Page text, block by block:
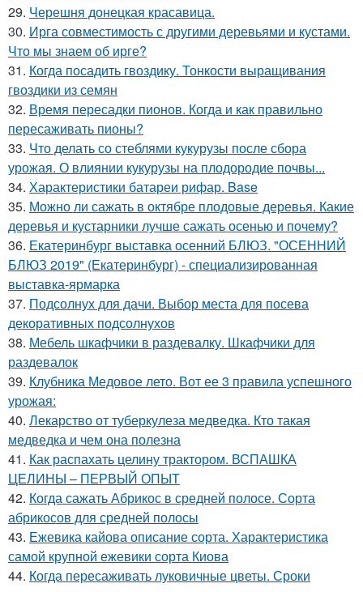
29. Черешня донецкая красавица.
30. Ирга совместимость с другими деревьями и кустами.
Что мы знаем об ирге?
31. Когда посадить гвоздику. Тонкости выращивания
гвоздики из семян
32. Время пересадки пионов. Когда и как правильно
пересаживать пионы?
33. Что делать со стеблями кукурузы после сбора
урожая. О влиянии кукурузы на плодородие почвы...
34. Характеристики батареи рифар. Base
35. Можно ли сажать в октябре плодовые деревья. Какие
деревья и кустарники лучше сажать осенью и почему?
36. Екатеринбург выставка осенний БЛЮЗ. "ОСЕННИЙ
БЛЮЗ 2019" (Екатеринбург) - специализированная
выставка-ярмарка
37. Подсолнух для дачи. Выбор места для посева
декоративных подсолнухов
38. Мебель шкафчики в раздевалку. Шкафчики для
раздевалок
39. Клубника Медовое лето. Вот ее 3 правила успешного
урожая:
40. Лекарство от туберкулеза медведка. Кто такая
медведка и чем она полезна
41. Как распахать целину трактором. ВСПАШКА
ЦЕЛИНЫ – ПЕРВЫЙ ОПЫТ
42. Когда сажать Абрикос в средней полосе. Сорта
абрикосов для средней полосы
43. Ежевика кайова описание сорта. Характеристика
самой крупной ежевики сорта Киова
44. Когда пересаживать луковичные цветы. Сроки